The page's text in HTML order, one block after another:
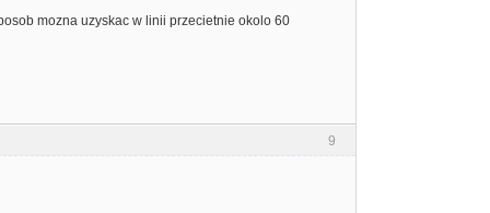
mozna uzyskac w linii przecietnie okolo 60
9